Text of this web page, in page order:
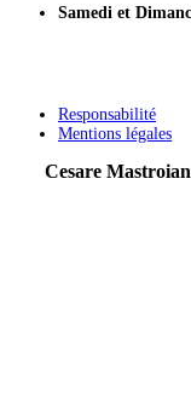
Samedi et
Responsabilité
Mentions légales
Cesare